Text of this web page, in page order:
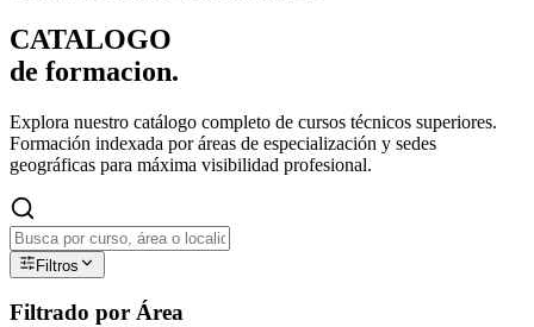
CATALOGO
de formacion.
Explora nuestro catálogo completo de cursos técnicos superiores.
Formación indexada por áreas de especialización y sedes
geográficas para máxima visibilidad profesional.
Filtros
Filtrado por Área